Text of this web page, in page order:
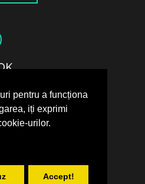
pentru a funcționa
iți exprimi
urilor.
Accept!